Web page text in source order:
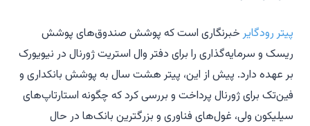
پیتر رودگایر خبرنگاری است که پوشش صندوق‌های پوشش
ریسک و سرمایه‌گذاری را برای دفتر وال استریت ژورنال در نیویورک
بر عهده دارد. پیش از این، پیتر هشت سال به پوشش بانکداری و
فین‌تک برای ژورنال پرداخت و بررسی کرد که چگونه استارتاپ‌های
سیلیکون ولی، غول‌های فناوری و بزرگترین بانک‌ها در حال